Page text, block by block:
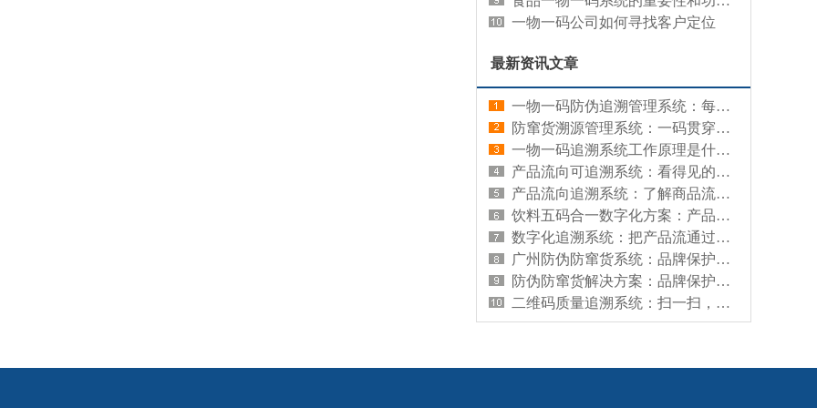
一物一码公司如何寻找客户定位
最新资讯文章
一物一码防伪追溯管理系统：每件产品都有专属数字身份证，真伪可验、来源可查
防窜货溯源管理系统：一码贯穿全程，从源头管住流向
一物一码追溯系统工作原理是什么：单品级信息管理的基础逻辑
产品流向可追溯系统：看得见的渠道流通记录
产品流向追溯系统：了解商品流通路径的实用工具
饮料五码合一数字化方案：产品全链路管理的实用工具
数字化追溯系统：把产品流通过程变成可查的数据记录
广州防伪防窜货系统：品牌保护与渠道管控的本地化方案
防伪防窜货解决方案：品牌保护与渠道管控一体化
二维码质量追溯系统：扫一扫，看清每件产品的品质档案